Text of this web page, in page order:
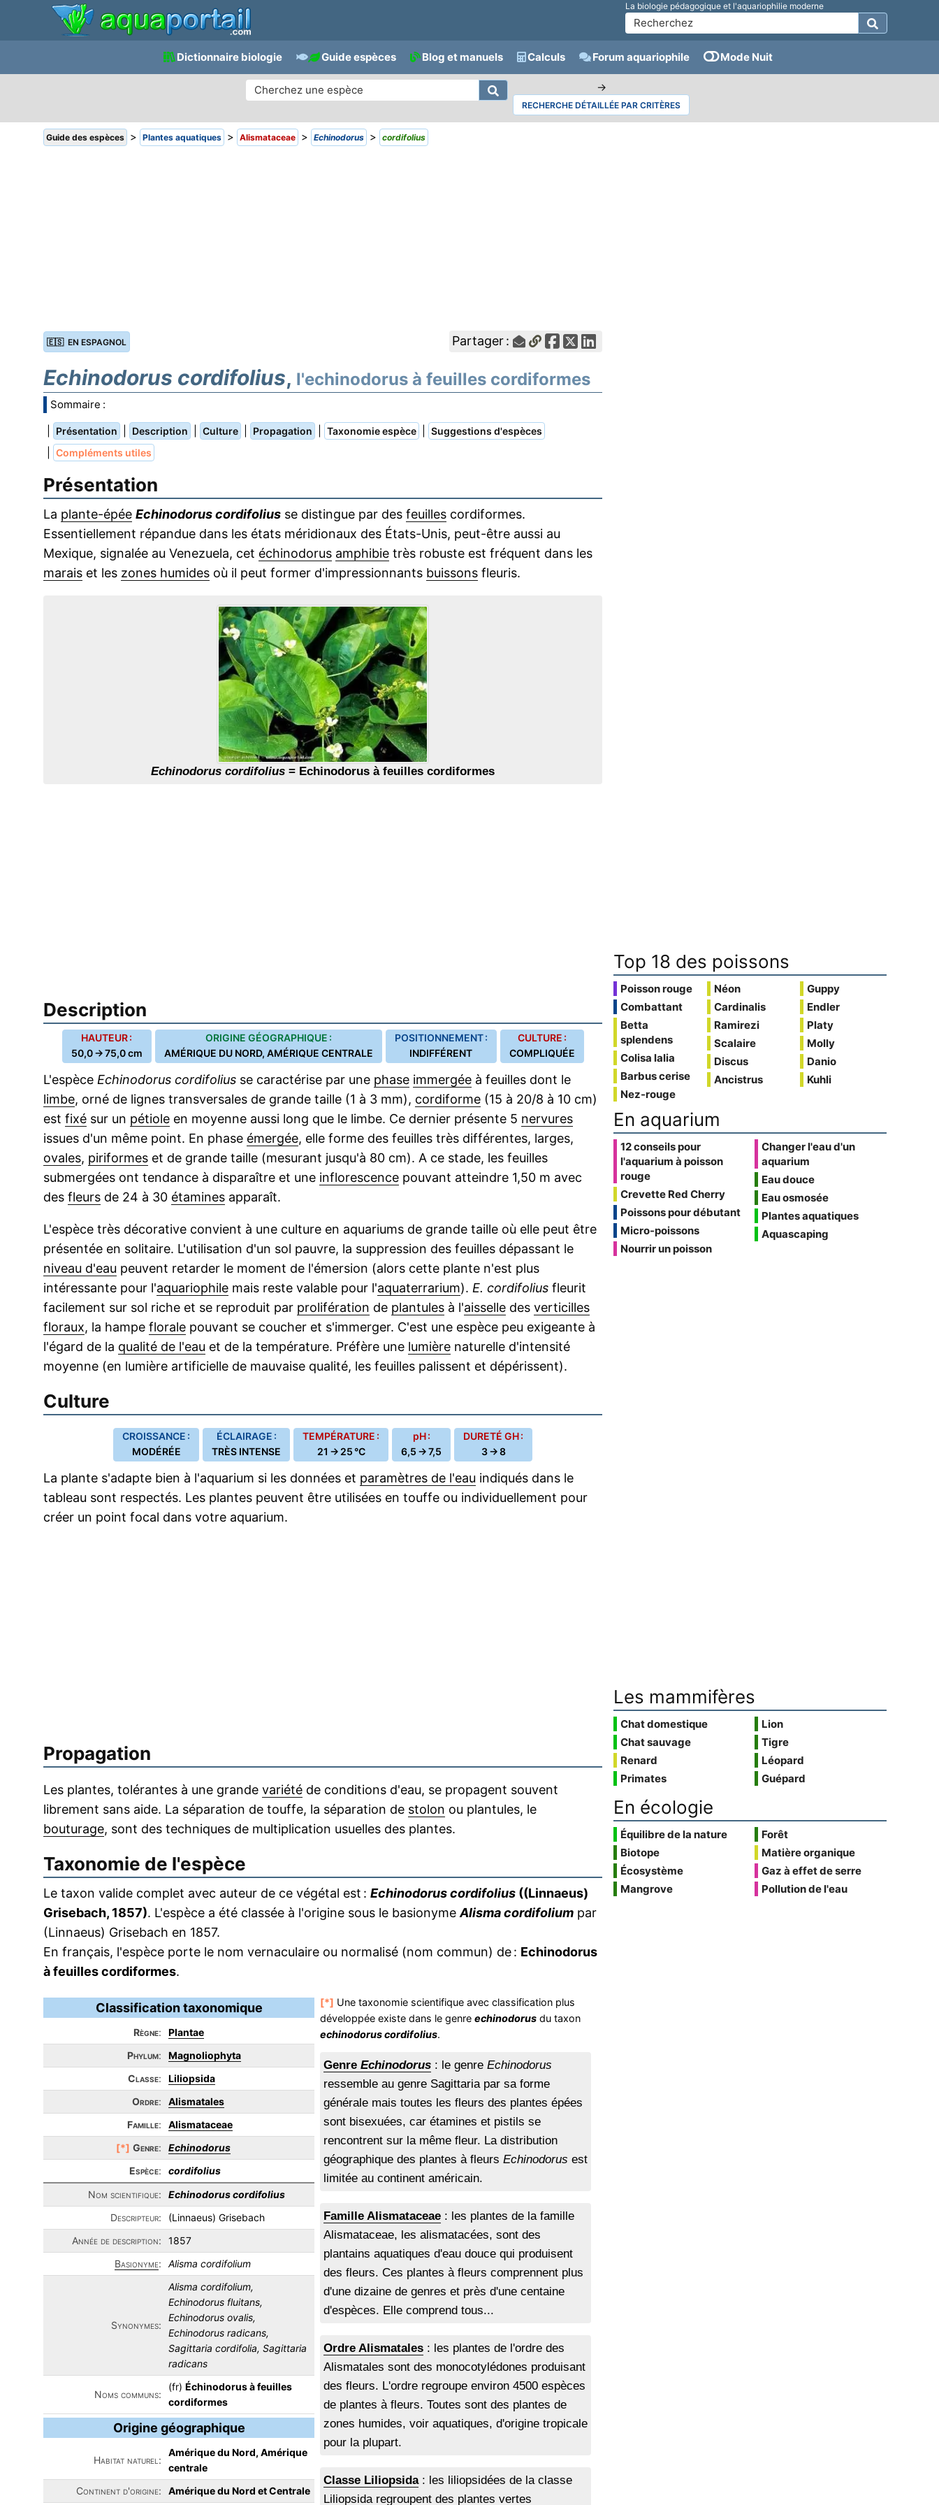
La biologie pédagogique et l'aquariophilie moderne
Dictionnaire biologie Guide espèces Blog et manuels Calculs Forum aquariophile Mode Nuit
→
RECHERCHE DÉTAILLÉE PAR CRITÈRES
Guide des espèces > Plantes aquatiques > Alismataceae > Echinodorus > cordifolius
🇪🇸 EN ESPAGNOL Partager :
Echinodorus cordifolius, l'echinodorus à feuilles cordiformes
Sommaire :
Présentation Description Culture Propagation Taxonomie espèce Suggestions d'espèces
Compléments utiles
Présentation
La plante-épée Echinodorus cordifolius se distingue par des feuilles cordiformes.
Essentiellement répandue dans les états méridionaux des États-Unis, peut-être aussi au
Mexique, signalée au Venezuela, cet échinodorus amphibie très robuste est fréquent dans les
marais et les zones humides où il peut former d'impressionnants buissons fleuris.
Echinodorus cordifolius = Echinodorus à feuilles cordiformes
Description
HAUTEUR :
50,0 → 75,0 cm
ORIGINE GÉOGRAPHIQUE :
AMÉRIQUE DU NORD, AMÉRIQUE CENTRALE
POSITIONNEMENT :
INDIFFÉRENT
CULTURE :
COMPLIQUÉE
L'espèce Echinodorus cordifolius se caractérise par une phase immergée à feuilles dont le
limbe, orné de lignes transversales de grande taille (1 à 3 mm), cordiforme (15 à 20/8 à 10 cm)
est fixé sur un pétiole en moyenne aussi long que le limbe. Ce dernier présente 5 nervures
issues d'un même point. En phase émergée, elle forme des feuilles très différentes, larges,
ovales, piriformes et de grande taille (mesurant jusqu'à 80 cm). A ce stade, les feuilles
submergées ont tendance à disparaître et une inflorescence pouvant atteindre 1,50 m avec
des fleurs de 24 à 30 étamines apparaît.
L'espèce très décorative convient à une culture en aquariums de grande taille où elle peut être
présentée en solitaire. L'utilisation d'un sol pauvre, la suppression des feuilles dépassant le
niveau d'eau peuvent retarder le moment de l'émersion (alors cette plante n'est plus
intéressante pour l'aquariophile mais reste valable pour l'aquaterrarium). E. cordifolius fleurit
facilement sur sol riche et se reproduit par prolifération de plantules à l'aisselle des verticilles
floraux, la hampe florale pouvant se coucher et s'immerger. C'est une espèce peu exigeante à
l'égard de la qualité de l'eau et de la température. Préfère une lumière naturelle d'intensité
moyenne (en lumière artificielle de mauvaise qualité, les feuilles palissent et dépérissent).
Culture
CROISSANCE :
MODÉRÉE
ÉCLAIRAGE :
TRÈS INTENSE
TEMPÉRATURE :
21 → 25 °C
pH :
6,5 → 7,5
DURETÉ GH :
3 → 8
La plante s'adapte bien à l'aquarium si les données et paramètres de l'eau indiqués dans le
tableau sont respectés. Les plantes peuvent être utilisées en touffe ou individuellement pour
créer un point focal dans votre aquarium.
Propagation
Les plantes, tolérantes à une grande variété de conditions d'eau, se propagent souvent
librement sans aide. La séparation de touffe, la séparation de stolon ou plantules, le
bouturage, sont des techniques de multiplication usuelles des plantes.
Taxonomie de l'espèce
Le taxon valide complet avec auteur de ce végétal est : Echinodorus cordifolius ((Linnaeus)
Grisebach, 1857). L'espèce a été classée à l'origine sous le basionyme Alisma cordifolium par
(Linnaeus) Grisebach en 1857.
En français, l'espèce porte le nom vernaculaire ou normalisé (nom commun) de : Echinodorus
à feuilles cordiformes.
Classification taxonomique
Règne:
Plantae
Phylum:
Magnoliophyta
Classe:
Liliopsida
Ordre:
Alismatales
Famille:
Alismataceae
[*] Genre:
Echinodorus
Espèce:
cordifolius
Nom scientifique:
Echinodorus cordifolius
Descripteur:
(Linnaeus) Grisebach
Année de description:
1857
Basionyme: Alisma cordifolium
Synonymes:
Alisma cordifolium,
Echinodorus fluitans,
Echinodorus ovalis,
Echinodorus radicans,
Sagittaria cordifolia, Sagittaria
radicans
Noms communs:
(fr) Échinodorus à feuilles
cordiformes
Origine géographique
Habitat naturel:
Amérique du Nord, Amérique
centrale
Continent d'origine:
Amérique du Nord et Centrale
[*] Une taxonomie scientifique avec classification plus
développée existe dans le genreechinodorus du taxon
echinodorus cordifolius.
GenreEchinodorus : le genreEchinodorus
ressemble au genre Sagittaria par sa forme
générale mais toutes les fleurs des plantes épées
sont bisexuées, car étamines et pistils se
rencontrent sur la même fleur. La distribution
géographique des plantes à fleursEchinodorus est
limitée au continent américain.
Famille Alismataceae : les plantes de la famille
Alismataceae, les alismatacées, sont des
plantains aquatiques d'eau douce qui produisent
des fleurs. Ces plantes à fleurs comprennent plus
d'une dizaine de genres et près d'une centaine
d'espèces. Elle comprend tous...
Ordre Alismatales : les plantes de l'ordre des
Alismatales sont des monocotylédones produisant
des fleurs. L'ordre regroupe environ 4500 espèces
de plantes à fleurs. Toutes sont des plantes de
zones humides, voir aquatiques, d'origine tropicale
pour la plupart.
Classe Liliopsida: les liliopsidées de la classe
Liliopsida regroupent des plantes vertes
Top 18 des poissons
Poisson rouge
Combattant
Betta
splendens
Colisa lalia
Barbus cerise
Nez-rouge
Néon
Cardinalis
Ramirezi
Scalaire
Discus
Ancistrus
Guppy
Endler
Platy
Molly
Danio
Kuhli
En aquarium
12 conseils pour
l'aquarium à poisson
rouge
Crevette Red Cherry
Poissons pour débutant
Micro-poissons
Nourrir un poisson
Changer l'eau d'un
aquarium
Eau douce
Eau osmosée
Plantes aquatiques
Aquascaping
Les mammifères
Chat domestique
Chat sauvage
Renard
Primates
Lion
Tigre
Léopard
Guépard
En écologie
Équilibre de la nature
Biotope
Écosystème
Mangrove
Forêt
Matière organique
Gaz à effet de serre
Pollution de l'eau